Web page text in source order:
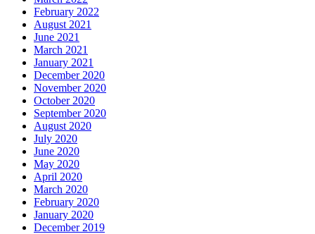
February 2022
August 2021
June 2021
March 2021
January 2021
December 2020
November 2020
October 2020
September 2020
August 2020
July 2020
June 2020
May 2020
April 2020
March 2020
February 2020
January 2020
December 2019